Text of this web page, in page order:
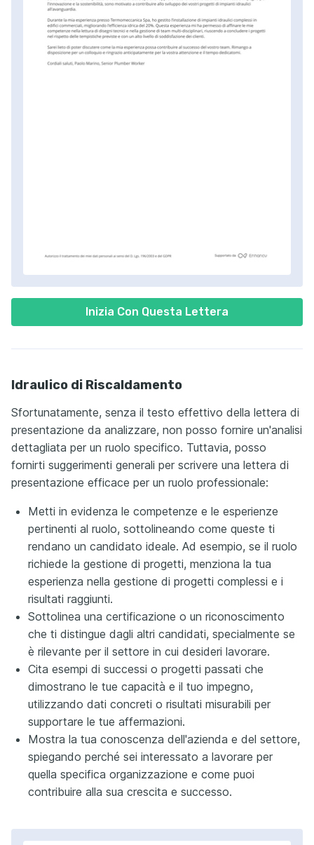
Inizia Con Questa Lettera
Idraulico di Riscaldamento
Sfortunatamente, senza il testo effettivo della lettera di
presentazione da analizzare, non posso fornire un'analisi
dettagliata per un ruolo specifico. Tuttavia, posso
fornirti suggerimenti generali per scrivere una lettera di
presentazione efficace per un ruolo professionale:
Metti in evidenza le competenze e le esperienze
pertinenti al ruolo, sottolineando come queste ti
rendano un candidato ideale. Ad esempio, se il ruolo
richiede la gestione di progetti, menziona la tua
esperienza nella gestione di progetti complessi e i
risultati raggiunti.
Sottolinea una certificazione o un riconoscimento
che ti distingue dagli altri candidati, specialmente se
è rilevante per il settore in cui desideri lavorare.
Cita esempi di successi o progetti passati che
dimostrano le tue capacità e il tuo impegno,
utilizzando dati concreti o risultati misurabili per
supportare le tue affermazioni.
Mostra la tua conoscenza dell'azienda e del settore,
spiegando perché sei interessato a lavorare per
quella specifica organizzazione e come puoi
contribuire alla sua crescita e successo.